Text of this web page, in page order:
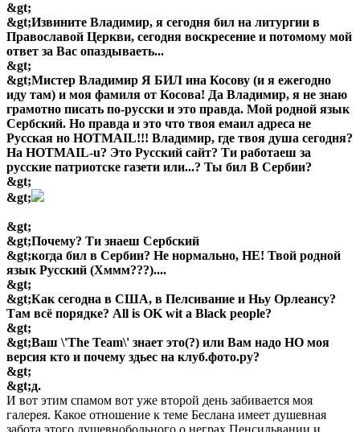
&gt;
&gt;Извините Владимир, я сегодня бил на литургии в
Православой Церкви, сегодня воскресение и потомому мой
ответ за Вас опаздываеть...
&gt;
&gt;Мистер Владимир Я БИЛ ина Косову (и я ежегодно
иду там) и моя фамиля от Косова! Да Владимир, я не знаю
грамотно писать по-русски и это правда. Мой родной язык
Сербский. Но правда и это что твоя емаил адреса не
Русская но HOTMAIL!!! Владимир, где твоя душа сегодня?
На HOTMAIL-u? Это Русский сайт? Ти работаеш за
русские патриотске газети или...? Ты бил В Сербии?
&gt;
&gt;
&gt;
&gt;Почему? Ти знаеш Сербский
&gt;когда бил в Сербии? Не нормально, НЕ! Твой родной
язык Русский (Хммм???)....
&gt;
&gt;Как сегодна в США, в Пелсивание и Ньу Орлеансу?
Там всё порядке? All is OK wit a Black people?
&gt;
&gt;Ваш \'The Team\' знает это(?) или Вам надо НО моя
версия кто и почему здьес на клуб.фото.ру?
&gt;
&gt;д.
И вот этим спамом вот уже второй день забивается моя
галерея. Какое отношение к теме Беслана имеет душевная